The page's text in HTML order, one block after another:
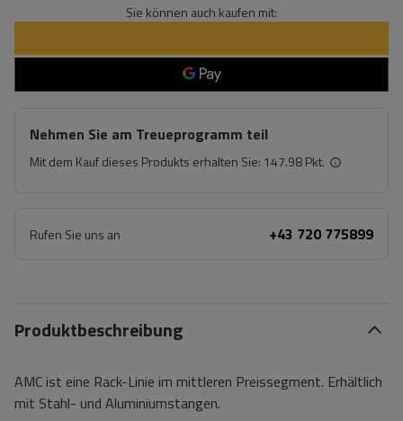
Sie können auch kaufen mit:
Nehmen Sie am Treueprogramm teil
Mit dem Kauf dieses Produkts erhalten Sie: 147.98 Pkt.
Rufen Sie uns an +43 720 775899
Produktbeschreibung
AMC ist eine Rack-Linie im mittleren Preissegment. Erhältlich
mit Stahl- und Aluminiumstangen.